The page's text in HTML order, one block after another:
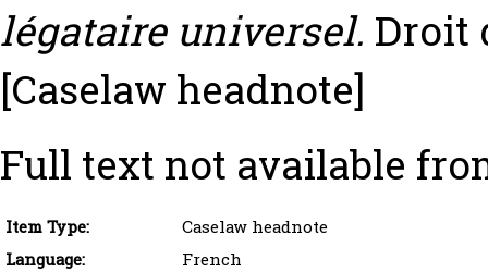
légataire universel. Droit
[Caselaw headnote]
Full text not available
Item Type:
Caselaw headnote
Language:
French